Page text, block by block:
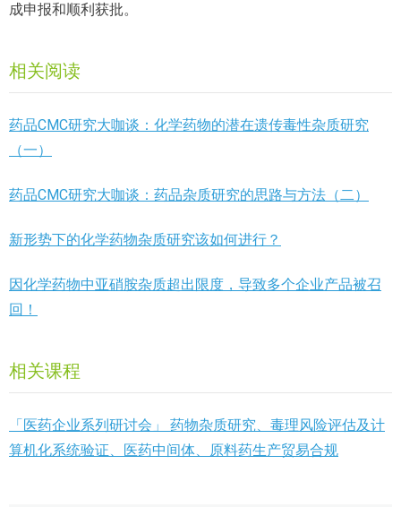
成申报和顺利获批。
相关阅读
药品CMC研究大咖谈：化学药物的潜在遗传毒性杂质研究
（一）
药品CMC研究大咖谈：药品杂质研究的思路与方法（二）
新形势下的化学药物杂质研究该如何进行？
因化学药物中亚硝胺杂质超出限度，导致多个企业产品被召
回！
相关课程
「医药企业系列研讨会」 药物杂质研究、毒理风险评估及计
算机化系统验证、医药中间体、原料药生产贸易合规